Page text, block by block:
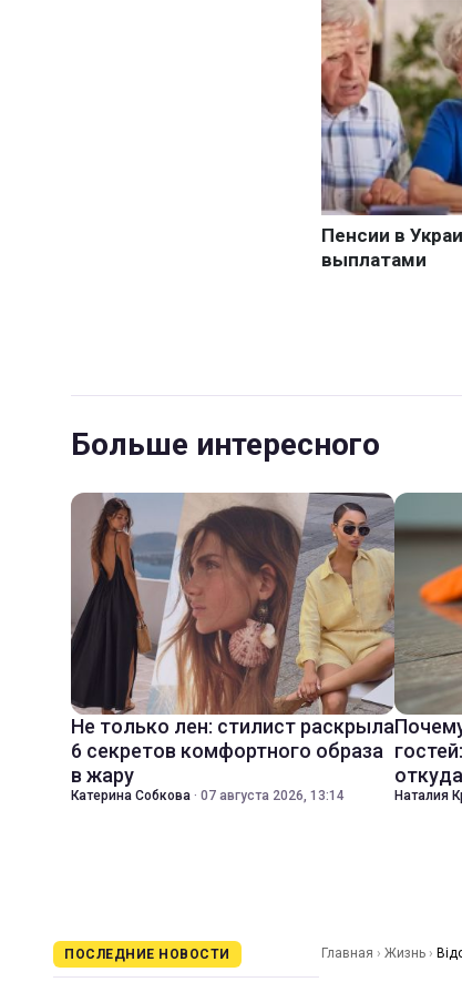
Больше интересного
Не только лен: стилист раскрыла
6 секретов комфортного образа
в жару
Катерина Собкова · 07 августа 2026, 13:14 Наталия
ПОСЛЕДНИЕ НОВОСТИ Главная › Жизнь ›